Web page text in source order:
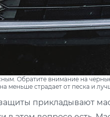
Обратите внимание на
меньше страдает от песка и
прикладывают